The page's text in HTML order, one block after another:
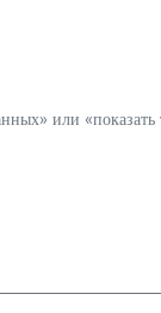
или «показать